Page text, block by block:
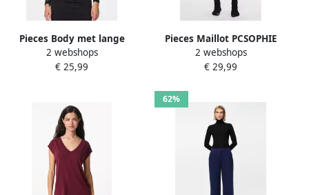
Pieces Body met lange
mouwen PCSINNA LS
BODYSTOCKING NOOS
2 webshops
€ 25,99
Pieces Maillot PCSOPHIE
FLEECE TIGHTS NOOS
2 webshops
€ 29,99
62%